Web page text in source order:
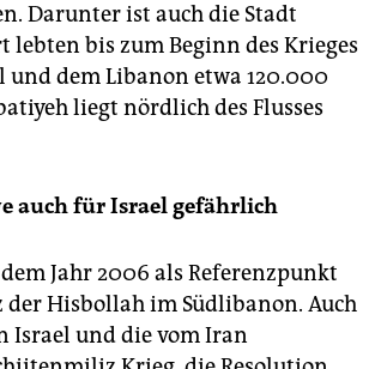
Darunter ist auch die Stadt
lebten bis zum Beginn des Krieges
und dem Libanon etwa 120.000
liegt nördlich des Flusses
auch für Israel gefährlich
Jahr 2006 als Referenzpunkt
der Hisbollah im Südlibanon. Auch
Israel und die vom Iran